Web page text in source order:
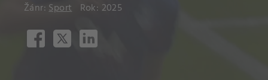
Žánr:Sport Rok: 2025